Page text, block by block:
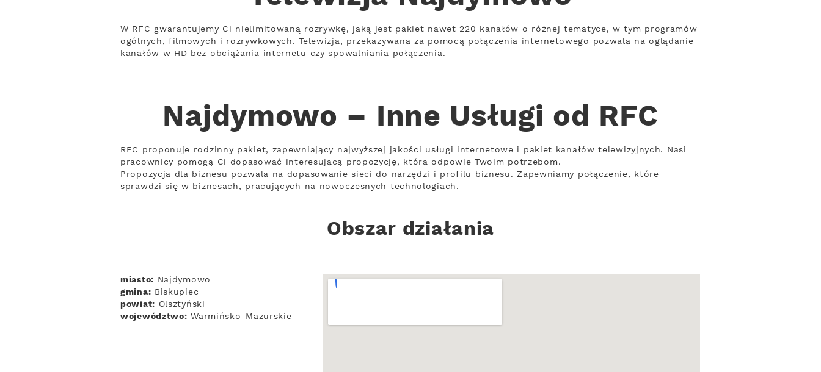
W RFC gwarantujemy Ci nielimitowaną rozrywkę, jaką jest pakiet nawet 220 kanałów o różnej tematyce, w tym programów
ogólnych, filmowych i rozrywkowych. Telewizja, przekazywana za pomocą połączenia internetowego pozwala na oglądanie
kanałów w HD bez obciążania internetu czy spowalniania połączenia.
Najdymowo – Inne Usługi od RFC
RFC proponuje rodzinny pakiet, zapewniający najwyższej jakości usługi internetowe i pakiet kanałów telewizyjnych. Nasi
pracownicy pomogą Ci dopasować interesującą propozycję, która odpowie Twoim potrzebom.
Propozycja dla biznesu pozwala na dopasowanie sieci do narzędzi i profilu biznesu. Zapewniamy połączenie, które
sprawdzi się w biznesach, pracujących na nowoczesnych technologiach.
Obszar działania
miasto: Najdymowo
gmina: Biskupiec
powiat: Olsztyński
województwo: Warmińsko-Mazurskie